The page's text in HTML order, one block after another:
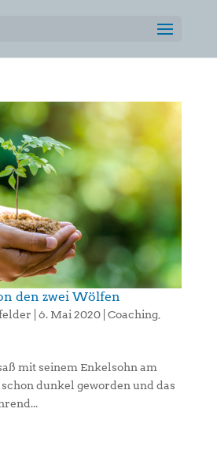
den zwei Wölfen
6. Mai 2020| Coaching,
mit seinem Enkelsohn am
schon dunkel geworden und das